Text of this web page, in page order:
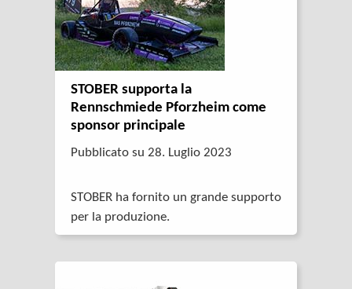
STOBER supporta la
Rennschmiede Pforzheim come
sponsor principale
Pubblicato su 28. Luglio 2023
STOBER ha fornito un grande supporto
per la produzione.